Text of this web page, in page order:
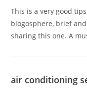
This is a very good
blogosphere, brief
sharing this one. A
air conditioning